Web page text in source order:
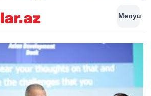
Menyu